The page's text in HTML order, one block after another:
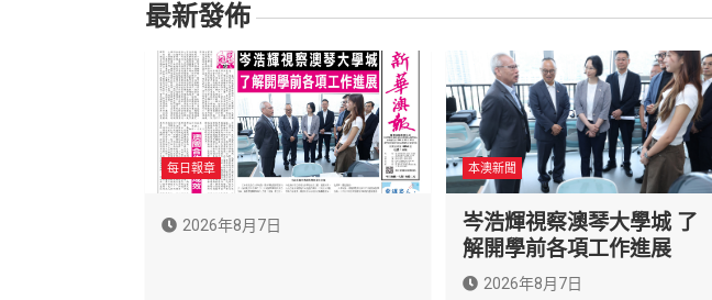
最新發佈
每日報章
2026年8月7日
本澳新聞
岑浩輝視察澳琴大學城 了
解開學前各項工作進展
2026年8月7日